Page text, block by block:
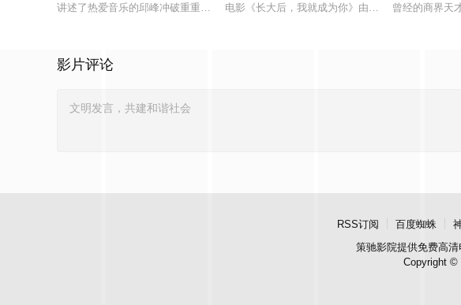
讲述了热爱音乐的邱峰冲破重重阻力，克服种种困难，组建乐队追求自己的音乐梦想，并
电影《长大后，我就成为你》由中共四川省第十一
曾经的商界天
影片评论
RSS订阅 百度蜘蛛
策驰影院提供免费高
Copyright ©